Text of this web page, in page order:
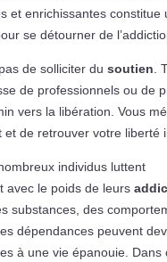
et enrichissantes constitue
se détourner de
de solliciter du soutien .
de professionnels ou de
vers la libération. Vous
et de retrouver votre liberté
individus luttent
avec le poids de leurs
substances, des
dépendances peuvent
à une vie épanouie. Dans